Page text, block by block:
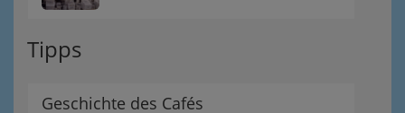
Tipps
Geschichte des Cafés